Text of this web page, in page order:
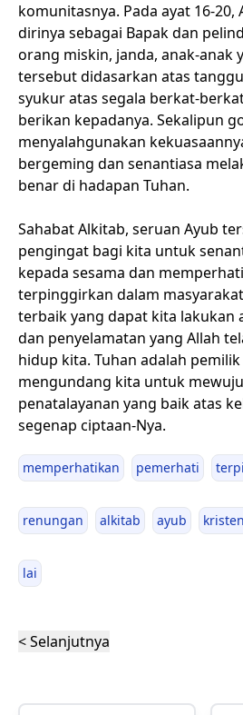
komunitasnya. Pada ayat 16-
dirinya sebagai Bapak dan
orang miskin, janda, anak-anak
tersebut didasarkan atas
syukur atas segala berkat-
berikan kepadanya. Sekalipun
menyalahgunakan
bergeming dan senantiasa
benar di hadapan Tuhan.
Sahabat Alkitab, seruan Ayub
pengingat bagi kita untuk
kepada sesama dan
terpinggirkan dalam
terbaik yang dapat kita lakukan
dan penyelamatan yang Allah
hidup kita. Tuhan adalah
mengundang kita untuk
penatalayanan yang baik atas
segenap ciptaan-Nya.
memperhatikan pemerhati
renungan alkitab ayub kristen
lai
< Selanjutnya